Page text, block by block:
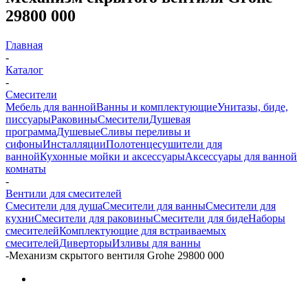
29800 000
Главная
-
Каталог
-
Смесители
Мебель для ваннойВанны и комплектующиеУнитазы, биде,
писсуарыРаковиныСмесителиДушевая
программаДушевыеСливы переливы и
сифоныИнсталляцииПолотенцесушители для
ваннойКухонные мойки и аксессуарыАксессуары для ванной
комнаты
-
Вентили для смесителей
Смесители для душаСмесители для ванныСмесители для
кухниСмесители для раковиныСмесители для бидеНаборы
смесителейКомплектующие для встраиваемых
смесителейДиверторыИзливы для ванны
-Механизм скрытого вентиля Grohe 29800 000